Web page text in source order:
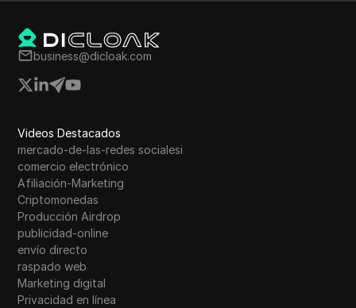
business@dicloak.com
Videos Destacados
mercado-de-las-redes socialesi
comercio electrónico
Afiliación-Marketing
Criptomonedas
Producción Airdrop
publicidad-online
envío directo
raspado web
Marketing digital
Privacidad en línea